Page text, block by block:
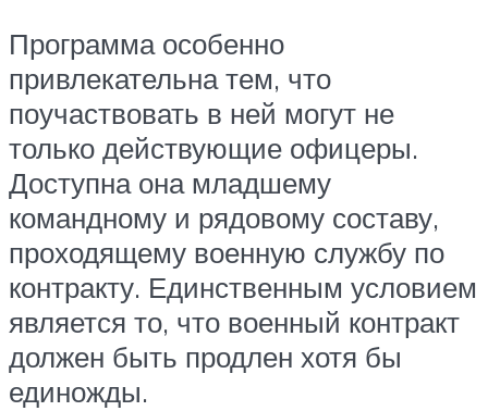
Программа особенно
привлекательна тем, что
поучаствовать в ней могут не
только действующие офицеры.
Доступна она младшему
командному и рядовому составу,
проходящему военную службу по
контракту. Единственным условием
является то, что военный контракт
должен быть продлен хотя бы
единожды.